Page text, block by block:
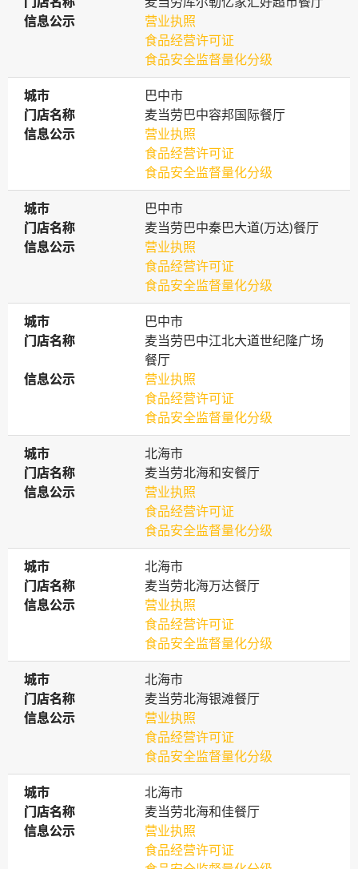
信息公示
信息公示
营业执照
食品经营许可证
食品安全监督量化分级
城市
城市
巴中市
门店名称
门店名称
麦当劳巴中容邦国际餐厅
信息公示
信息公示
营业执照
食品经营许可证
食品安全监督量化分级
城市
城市
巴中市
门店名称
门店名称
麦当劳巴中秦巴大道(万达)餐厅
信息公示
信息公示
营业执照
食品经营许可证
食品安全监督量化分级
城市
城市
巴中市
门店名称
门店名称
麦当劳巴中江北大道世纪隆广场
餐厅
信息公示
信息公示
营业执照
食品经营许可证
食品安全监督量化分级
城市
城市
北海市
门店名称
门店名称
麦当劳北海和安餐厅
信息公示
信息公示
营业执照
食品经营许可证
食品安全监督量化分级
城市
城市
北海市
门店名称
门店名称
麦当劳北海万达餐厅
信息公示
信息公示
营业执照
食品经营许可证
食品安全监督量化分级
城市
城市
北海市
门店名称
门店名称
麦当劳北海银滩餐厅
信息公示
信息公示
营业执照
食品经营许可证
食品安全监督量化分级
城市
城市
北海市
门店名称
门店名称
麦当劳北海和佳餐厅
信息公示
信息公示
营业执照
食品经营许可证